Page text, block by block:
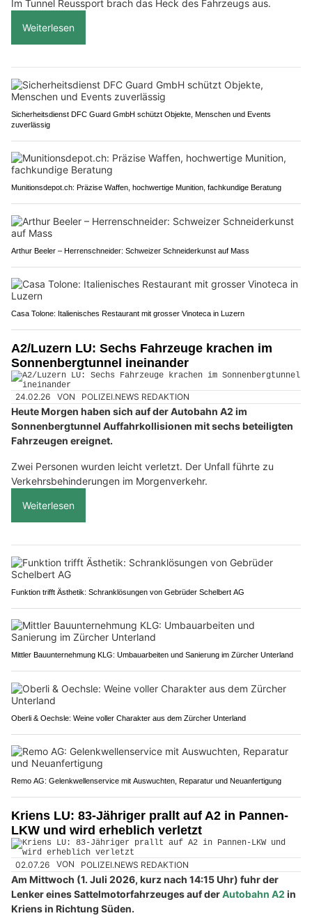
Im Tunnel Reussport brach das Heck des Fahrzeugs aus.
Weiterlesen
Sicherheitsdienst DFC Guard GmbH schützt Objekte, Menschen und Events
zuverlässig
Munitionsdepot.ch: Präzise Waffen, hochwertige Munition, fachkundige Beratung
Arthur Beeler – Herrenschneider: Schweizer Schneiderkunst auf Mass
Casa Tolone: Italienisches Restaurant mit grosser Vinoteca in Luzern
A2/Luzern LU: Sechs Fahrzeuge krachen im
Sonnenbergtunnel ineinander
24.02.26 VON POLIZEI.NEWS REDAKTION
Heute Morgen haben sich auf der Autobahn A2 im
Sonnenbergtunnel Auffahrkollisionen mit sechs beteiligten
Fahrzeugen ereignet.
Zwei Personen wurden leicht verletzt. Der Unfall führte zu
Verkehrsbehinderungen im Morgenverkehr.
Weiterlesen
Funktion trifft Ästhetik: Schranklösungen von Gebrüder Schelbert AG
Mittler Bauunternehmung KLG: Umbauarbeiten und Sanierung im Zürcher Unterland
Oberli & Oechsle: Weine voller Charakter aus dem Zürcher Unterland
Remo AG: Gelenkwellenservice mit Auswuchten, Reparatur und Neuanfertigung
Kriens LU: 83-Jähriger prallt auf A2 in Pannen-
LKW und wird erheblich verletzt
02.07.26 VON POLIZEI.NEWS REDAKTION
Am Mittwoch (1. Juli 2026, kurz nach 14:15 Uhr) fuhr der
Lenker eines Sattelmotorfahrzeuges auf derAutobahn A2 in
Kriens in Richtung Süden.